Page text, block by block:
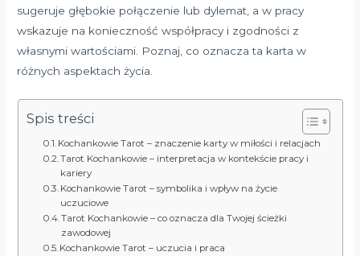
sugeruje głębokie połączenie lub dylemat, a w pracy
wskazuje na konieczność współpracy i zgodności z
własnymi wartościami. Poznaj, co oznacza ta karta w
różnych aspektach życia.
Spis treści
Kochankowie Tarot – znaczenie karty w miłości i relacjach
Tarot Kochankowie – interpretacja w kontekście pracy i
kariery
Kochankowie Tarot – symbolika i wpływ na życie
uczuciowe
Tarot Kochankowie – co oznacza dla Twojej ścieżki
zawodowej
Kochankowie Tarot – uczucia i praca